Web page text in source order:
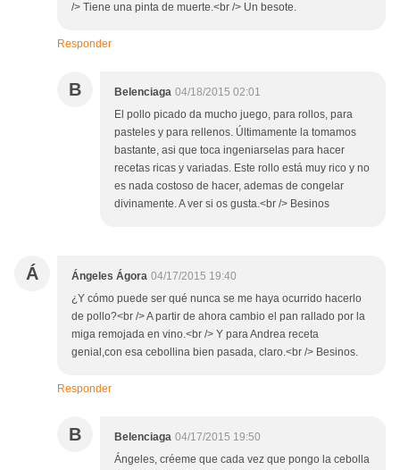
/> Tiene una pinta de muerte.<br /> Un besote.
Responder
B Belenciaga 04/18/2015 02:01
El pollo picado da mucho juego, para rollos, para
pasteles y para rellenos. Últimamente la tomamos
bastante, asi que toca ingeniarselas para hacer
recetas ricas y variadas. Este rollo está muy rico y no
es nada costoso de hacer, ademas de congelar
divinamente. A ver si os gusta.<br /> Besinos
Á Ángeles Ágora 04/17/2015 19:40
¿Y cómo puede ser qué nunca se me haya ocurrido hacerlo
de pollo?<br /> A partir de ahora cambio el pan rallado por la
miga remojada en vino.<br /> Y para Andrea receta
genial,con esa cebollina bien pasada, claro.<br /> Besinos.
Responder
B Belenciaga 04/17/2015 19:50
Ángeles, créeme que cada vez que pongo la cebolla